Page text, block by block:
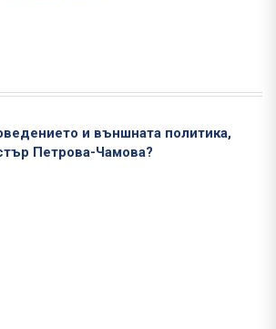
и външната политика,
Петрова-Чамова?